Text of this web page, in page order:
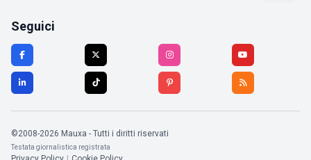
Seguici
©2008-2026 Mauxa - Tutti i diritti riservati
Testata giornalistica registrata